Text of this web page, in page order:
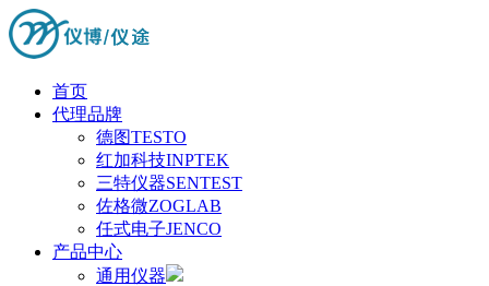
首页
代理品牌
德图TESTO
红加科技INPTEK
三特仪器SENTEST
佐格微ZOGLAB
任式电子JENCO
产品中心
通用仪器